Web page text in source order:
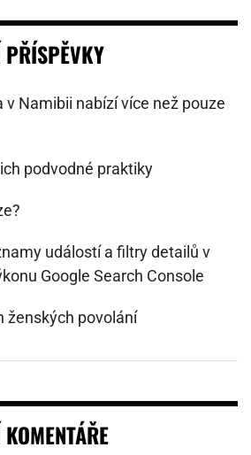
PŘÍSPĚVKY
v Namibii nabízí více než pouze
podvodné praktiky
událostí a filtry detailů v
Google Search Console
ženských povolání